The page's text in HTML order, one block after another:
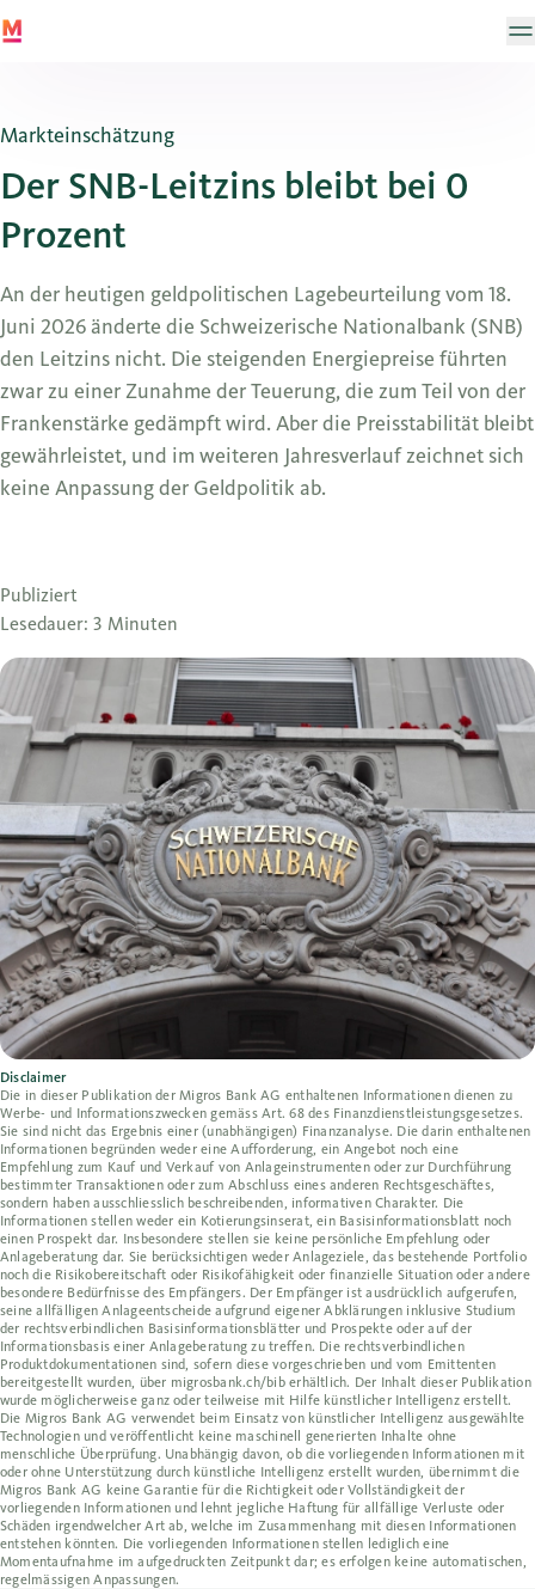
Markteinschätzung
Der SNB-Leitzins bleibt bei 0
Prozent
An der heutigen geldpolitischen Lagebeurteilung vom 18.
Juni 2026 änderte die Schweizerische Nationalbank (SNB)
den Leitzins nicht. Die steigenden Energiepreise führten
zwar zu einer Zunahme der Teuerung, die zum Teil von der
Frankenstärke gedämpft wird. Aber die Preisstabilität bleibt
gewährleistet, und im weiteren Jahresverlauf zeichnet sich
keine Anpassung der Geldpolitik ab.
Publiziert
Lesedauer: 3 Minuten
Disclaimer
Die in dieser Publikation der Migros Bank AG enthaltenen Informationen dienen zu
Werbe- und Informationszwecken gemäss Art. 68 des Finanzdienstleistungsgesetzes.
Sie sind nicht das Ergebnis einer (unabhängigen) Finanzanalyse. Die darin enthaltenen
Informationen begründen weder eine Aufforderung, ein Angebot noch eine
Empfehlung zum Kauf und Verkauf von Anlageinstrumenten oder zur Durchführung
bestimmter Transaktionen oder zum Abschluss eines anderen Rechtsgeschäftes,
sondern haben ausschliesslich beschreibenden, informativen Charakter. Die
Informationen stellen weder ein Kotierungsinserat, ein Basisinformationsblatt noch
einen Prospekt dar. Insbesondere stellen sie keine persönliche Empfehlung oder
Anlageberatung dar. Sie berücksichtigen weder Anlageziele, das bestehende Portfolio
noch die Risikobereitschaft oder Risikofähigkeit oder finanzielle Situation oder andere
besondere Bedürfnisse des Empfängers. Der Empfänger ist ausdrücklich aufgerufen,
seine allfälligen Anlageentscheide aufgrund eigener Abklärungen inklusive Studium
der rechtsverbindlichen Basisinformationsblätter und Prospekte oder auf der
Informationsbasis einer Anlageberatung zu treffen. Die rechtsverbindlichen
Produktdokumentationen sind, sofern diese vorgeschrieben und vom Emittenten
bereitgestellt wurden, über migrosbank.ch/bib erhältlich. Der Inhalt dieser Publikation
wurde möglicherweise ganz oder teilweise mit Hilfe künstlicher Intelligenz erstellt.
Die Migros Bank AG verwendet beim Einsatz von künstlicher Intelligenz ausgewählte
Technologien und veröffentlicht keine maschinell generierten Inhalte ohne
menschliche Überprüfung. Unabhängig davon, ob die vorliegenden Informationen mit
oder ohne Unterstützung durch künstliche Intelligenz erstellt wurden, übernimmt die
Migros Bank AG keine Garantie für die Richtigkeit oder Vollständigkeit der
vorliegenden Informationen und lehnt jegliche Haftung für allfällige Verluste oder
Schäden irgendwelcher Art ab, welche im Zusammenhang mit diesen Informationen
entstehen könnten. Die vorliegenden Informationen stellen lediglich eine
Momentaufnahme im aufgedruckten Zeitpunkt dar; es erfolgen keine automatischen,
regelmässigen Anpassungen.